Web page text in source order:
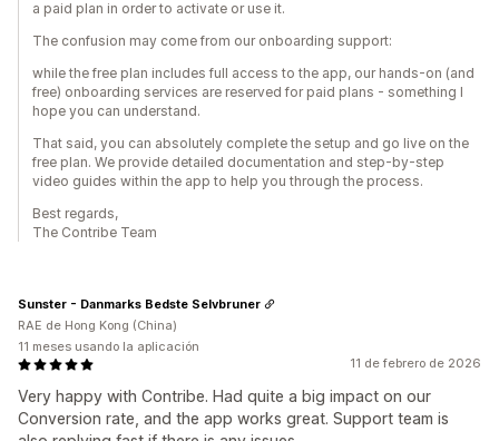
a paid plan in order to activate or use it.
The confusion may come from our onboarding support:
while the free plan includes full access to the app, our hands-on (and
free) onboarding services are reserved for paid plans - something I
hope you can understand.
That said, you can absolutely complete the setup and go live on the
free plan. We provide detailed documentation and step-by-step
video guides within the app to help you through the process.
Best regards,
The Contribe Team
11 de febrero de 2026
Very happy with Contribe. Had quite a big impact on our
Conversion rate, and the app works great. Support team is
Sunster - Danmarks Bedste Selvbruner
RAE de Hong Kong (China)
11 meses usando la aplicación